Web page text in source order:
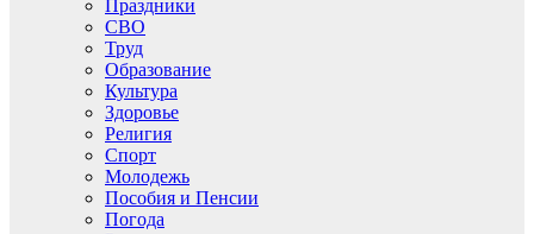
Праздники
СВО
Труд
Образование
Культура
Здоровье
Религия
Спорт
Молодежь
Пособия и Пенсии
Погода